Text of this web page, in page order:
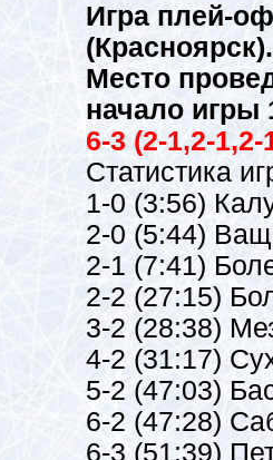
Игра плей-
(Красноярск).
Место
начало игры
6-3 (2-1,2-1,2-
Статистика
1-0 (3:56)
2-0 (5:44)
2-1 (7:41)
2-2 (27:15)
3-2 (28:38)
4-2 (31:17)
5-2 (47:03)
6-2 (47:28)
6-3 (51:39)